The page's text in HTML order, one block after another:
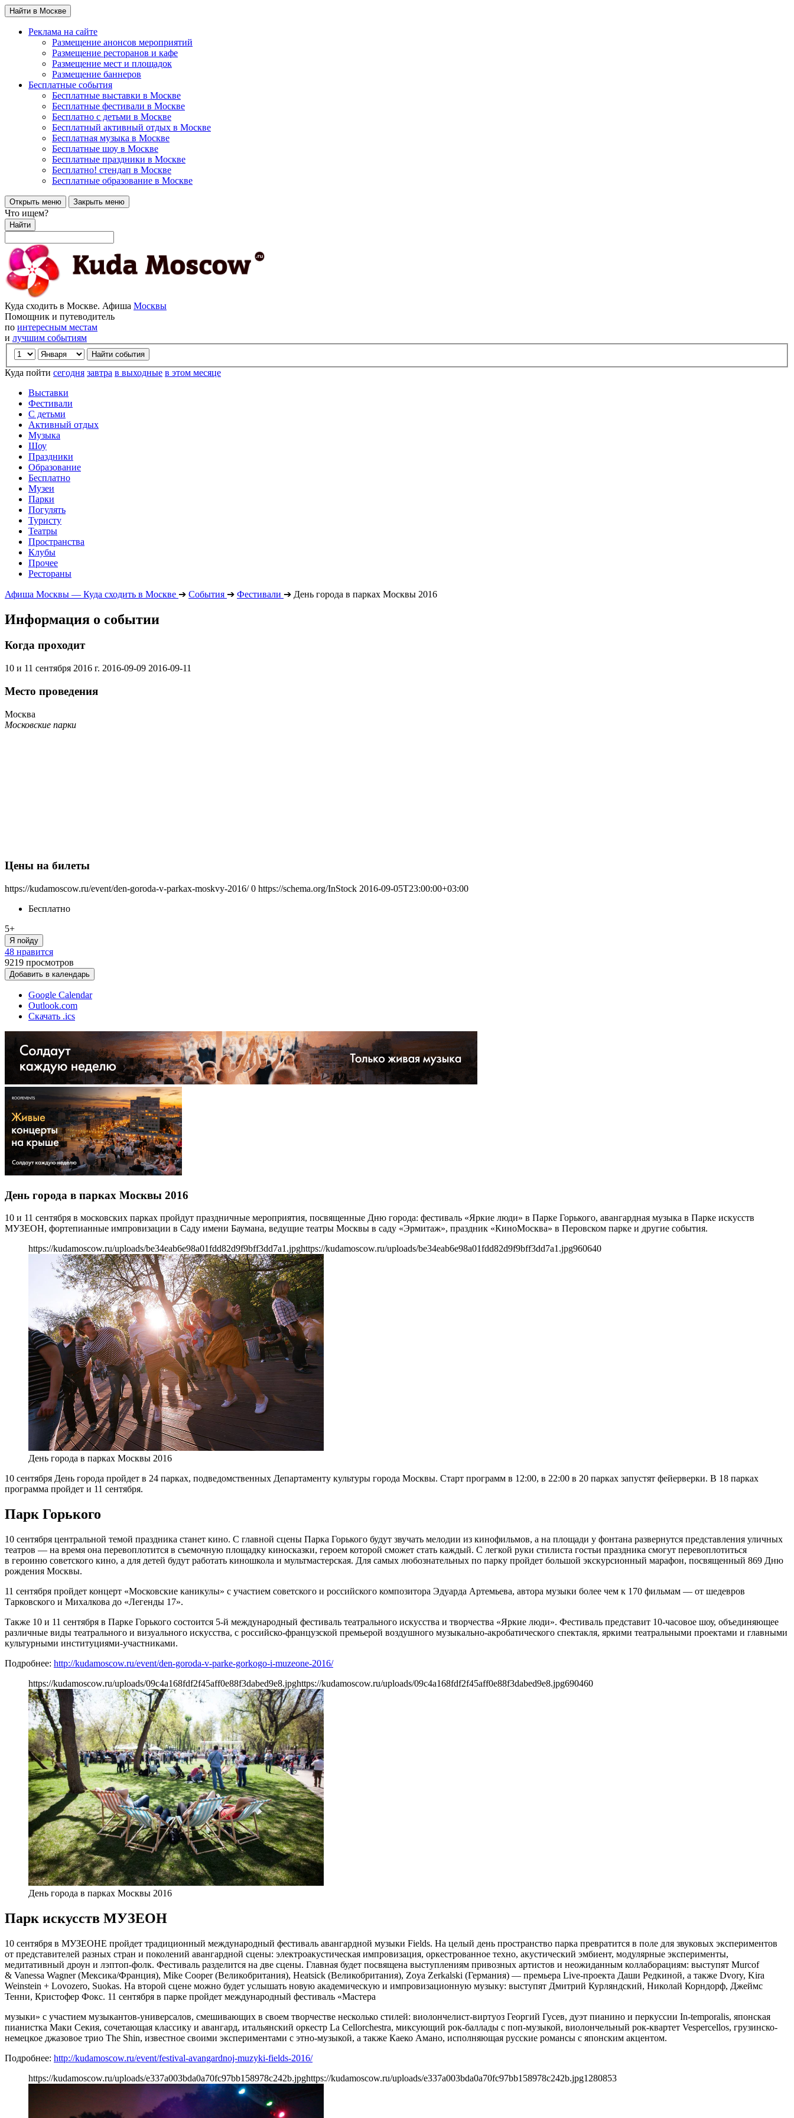
Найти в Москве
Реклама на сайте
Размещение анонсов мероприятий
Размещение ресторанов и кафе
Размещение мест и площадок
Размещение баннеров
Бесплатные события
Бесплатные выставки в Москве
Бесплатные фестивали в Москве
Бесплатно с детьми в Москве
Бесплатный активный отдых в Москве
Бесплатная музыка в Москве
Бесплатные шоу в Москве
Бесплатные праздники в Москве
Бесплатно! стендап в Москве
Бесплатные образование в Москве
Открыть меню Закрыть меню
Что ищем?
Найти
Куда сходить в Москве. Афиша Москвы
Помощник и путеводитель
по интересным местам
и лучшим событиям
Куда пойти сегодня завтра в выходные в этом месяце
Выставки
Фестивали
С детьми
Активный отдых
Музыка
Шоу
Праздники
Образование
Бесплатно
Музеи
Парки
Погулять
Туристу
Театры
Пространства
Клубы
Прочее
Рестораны
Афиша Москвы — Куда сходить в Москве ➔ События ➔ Фестивали ➔ День города в парках Москвы 2016
Информация о событии
Когда проходит
10 и 11 сентября 2016 г. 2016-09-09 2016-09-11
Место проведения
Москва
Московские парки
Цены на билеты
https://kudamoscow.ru/event/den-goroda-v-parkax-moskvy-2016/ 0 https://schema.org/InStock 2016-09-05T23:00:00+03:00
Бесплатно
5+
Я пойду
48 нравится
9219 просмотров
Добавить в календарь
Google Calendar
Outlook.com
Скачать .ics
День города в парках Москвы 2016
10 и 11 сентября в московских парках пройдут праздничные мероприятия, посвященные Дню города: фестиваль «Яркие люди» в Парке Горького, авангардная музыка в Парке искусств
МУЗЕОН, фортепианные импровизации в Саду имени Баумана, ведущие театры Москвы в саду «Эрмитаж», праздник «КиноМосква» в Перовском парке и другие события.
https://kudamoscow.ru/uploads/be34eab6e98a01fdd82d9f9bff3dd7a1.jpghttps://kudamoscow.ru/uploads/be34eab6e98a01fdd82d9f9bff3dd7a1.jpg960640
День города в парках Москвы 2016
10 сентября День города пройдет в 24 парках, подведомственных Департаменту культуры города Москвы. Старт программ в 12:00, в 22:00 в 20 парках запустят фейерверки. В 18 парках
программа пройдет и 11 сентября.
Парк Горького
10 сентября центральной темой праздника станет кино. С главной сцены Парка Горького будут звучать мелодии из кинофильмов, а на площади у фонтана развернутся представления уличных
театров — на время она перевоплотится в съемочную площадку киносказки, героем которой сможет стать каждый. С легкой руки стилиста гостьи праздника смогут перевоплотиться
в героиню советского кино, а для детей будут работать киношкола и мультмастерская. Для самых любознательных по парку пройдет большой экскурсионный марафон, посвященный 869 Дню
рождения Москвы.
11 сентября пройдет концерт «Московские каникулы» с участием советского и российского композитора Эдуарда Артемьева, автора музыки более чем к 170 фильмам — от шедевров
Тарковского и Михалкова до «Легенды 17».
Также 10 и 11 сентября в Парке Горького состоится 5-й международный фестиваль театрального искусства и творчества «Яркие люди». Фестиваль представит 10-часовое шоу, объединяющее
различные виды театрального и визуального искусства, с российско-французской премьерой воздушного музыкально-акробатического спектакля, яркими театральными проектами и главными
культурными институциями-участниками.
Подробнее: http://kudamoscow.ru/event/den-goroda-v-parke-gorkogo-i-muzeone-2016/
https://kudamoscow.ru/uploads/09c4a168fdf2f45aff0e88f3dabed9e8.jpghttps://kudamoscow.ru/uploads/09c4a168fdf2f45aff0e88f3dabed9e8.jpg690460
День города в парках Москвы 2016
Парк искусств МУЗЕОН
10 сентября в МУЗЕОНЕ пройдет традиционный международный фестиваль авангардной музыки Fields. На целый день пространство парка превратится в поле для звуковых экспериментов
от представителей разных стран и поколений авангардной сцены: электроакустическая импровизация, оркестрованное техно, акустический эмбиент, модулярные эксперименты,
медитативный дроун и лэптоп-фолк. Фестиваль разделится на две сцены. Главная будет посвящена выступлениям привозных артистов и неожиданным коллаборациям: выступят Murcof
& Vanessa Wagner (Мексика/Франция), Mike Cooper (Великобритания), Heatsick (Великобритания), Zoya Zerkalski (Германия) — премьера Live-проекта Даши Редкиной, а также Dvory, Kira
Weinstein + Lovozero, Suokas. На второй сцене можно будет услышать новую академическую и импровизационную музыку: выступят Дмитрий Курляндский, Николай Корндорф, Джеймс
Тенни, Кристофер Фокс. 11 сентября в парке пройдет международный фестиваль «Мастера
музыки» с участием музыкантов-универсалов, смешивающих в своем творчестве несколько стилей: виолончелист-виртуоз Георгий Гусев, дуэт пианино и перкуссии In-temporalis, японская
пианистка Маки Секия, сочетающая классику и авангард, итальянский оркестр La Cellorchestra, миксующий рок-баллады с поп-музыкой, виолончельный рок-квартет Vespercellos, грузинско-
немецкое джазовое трио The Shin, известное своими экспериментами с этно-музыкой, а также Каеко Амано, исполняющая русские романсы с японским акцентом.
Подробнее: http://kudamoscow.ru/event/festival-avangardnoj-muzyki-fields-2016/
https://kudamoscow.ru/uploads/e337a003bda0a70fc97bb158978c242b.jpghttps://kudamoscow.ru/uploads/e337a003bda0a70fc97bb158978c242b.jpg1280853